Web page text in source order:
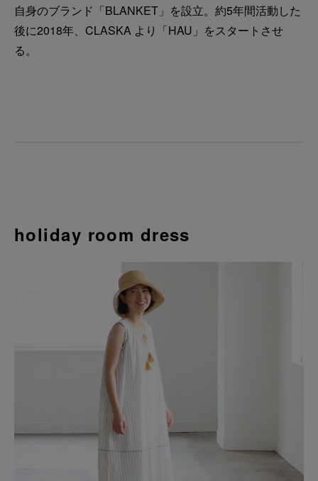
自身のブランド「BLANKET」を設立。約5年間活動した
後に2018年、CLASKA より「HAU」をスタートさせ
る。
holiday room dress